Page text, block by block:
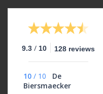
9.3 / 10 128 reviews
10 / 10
De
Biersmaecker